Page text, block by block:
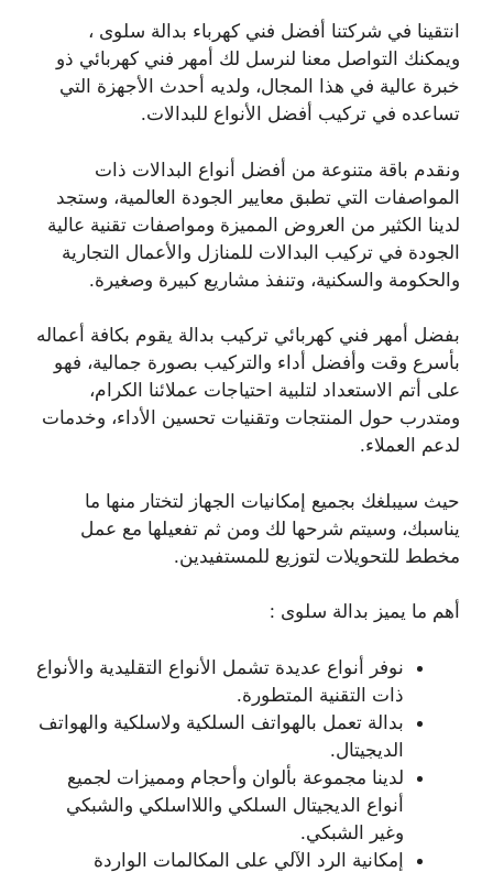
انتقينا في شركتنا أفضل فني كهرباء بدالة سلوى ،
ويمكنك التواصل معنا لنرسل لك أمهر فني كهربائي ذو
خبرة عالية في هذا المجال، ولديه أحدث الأجهزة التي
تساعده في تركيب أفضل الأنواع للبدالات.
ونقدم باقة متنوعة من أفضل أنواع البدالات ذات
المواصفات التي تطبق معايير الجودة العالمية، وستجد
لدينا الكثير من العروض المميزة ومواصفات تقنية عالية
الجودة في تركيب البدالات للمنازل والأعمال التجارية
والحكومة والسكنية، وتنفذ مشاريع كبيرة وصغيرة.
بفضل أمهر فني كهربائي تركيب بدالة يقوم بكافة أعماله
بأسرع وقت وأفضل أداء والتركيب بصورة جمالية، فهو
على أتم الاستعداد لتلبية احتياجات عملائنا الكرام،
ومتدرب حول المنتجات وتقنيات تحسين الأداء، وخدمات
لدعم العملاء.
حيث سيبلغك بجميع إمكانيات الجهاز لتختار منها ما
يناسبك، وسيتم شرحها لك ومن ثم تفعيلها مع عمل
مخطط للتحويلات لتوزيع للمستفيدين.
أهم ما يميز بدالة سلوى :
نوفر أنواع عديدة تشمل الأنواع التقليدية والأنواع
ذات التقنية المتطورة.
بدالة تعمل بالهواتف السلكية ولاسلكية والهواتف
الديجيتال.
لدينا مجموعة بألوان وأحجام ومميزات لجميع
أنواع الديجيتال السلكي واللااسلكي والشبكي
وغير الشبكي.
إمكانية الرد الآلي على المكالمات الواردة